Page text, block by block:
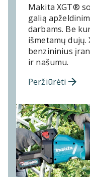
Makita XGT®
galią
darbams. Be
išmetamų
benzininius
ir našumu.
Peržiūrėti